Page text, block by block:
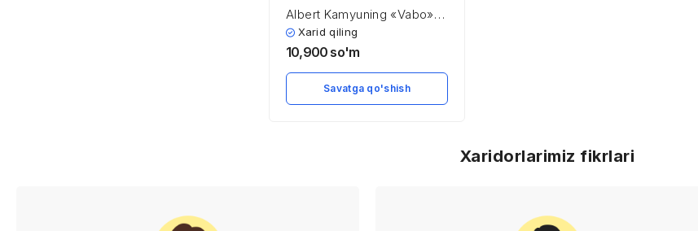
Albert Kamyuning «Vabo»
asaridagi insoniy
munosabatlar va axloqiy
Xarid qiling
10,900 so'm
Savatga qo'shish
Xaridorlarimiz fikrlari